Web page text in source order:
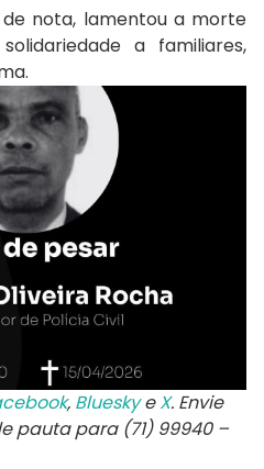
nota, lamentou a morte
a familiares,
, BlueskyeX. Envie
pauta para (71) 99940 –